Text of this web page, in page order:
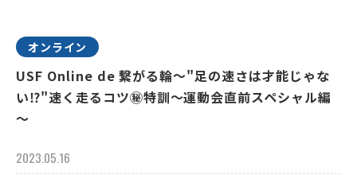
オンライン
USF Online de 繋がる輪～"足の速さは才能じゃな
い⁉"速く走るコツ㊙特訓～運動会直前スペシャル編
～
2023.05.16